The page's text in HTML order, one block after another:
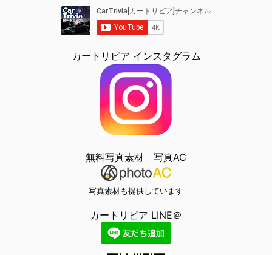
カートリビア インスタグラム
無料写真素材 写真AC
写真素材も提供しています
カートリビア LINE＠